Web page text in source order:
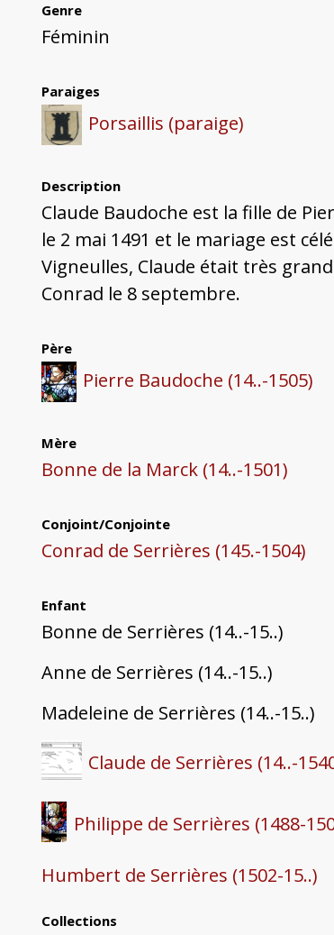
Genre
Féminin
Paraiges
Porsaillis (paraige)
Description
Claude Baudoche est la fille de
le 2 mai 1491 et le mariage est
Vigneulles, Claude était très
Conrad le 8 septembre.
Père
Pierre Baudoche (14..-1505)
Mère
Bonne de la Marck (14..-1501)
Conjoint/Conjointe
Conrad de Serrières (145.-1504)
Enfant
Bonne de Serrières (14..-15..)
Anne de Serrières (14..-15..)
Madeleine de Serrières (14..-15..)
Claude de Serrières (14..-
Philippe de Serrières (1488-
Humbert de Serrières (1502-15..)
Collections